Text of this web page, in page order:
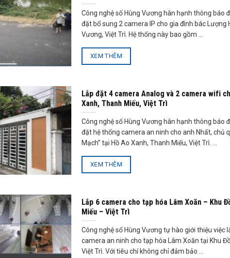
Công nghệ số Hùng Vương hân hạnh thông báo
đặt bổ sung 2 camera IP cho gia đình bác Lượng
Vương, Việt Trì. Hệ thống này bao gồm ...
XEM THÊM
Lắp đặt 4 camera Analog và 2 camera wifi
Xanh, Thanh Miếu, Việt Trì
Công nghệ số Hùng Vương hân hạnh thông báo
đặt hệ thống camera an ninh cho anh Nhất, chủ
Mạch” tại Hồ Ao Xanh, Thanh Miếu, Việt Trì. ...
XEM THÊM
Lắp 6 camera cho tạp hóa Lâm Xoăn – Khu
Miếu – Việt Trì
Công nghệ số Hùng Vương tự hào giới thiệu việc
camera an ninh cho tạp hóa Lâm Xoăn tại Khu
Việt Trì. Với tiêu chí không chỉ đảm bảo ...